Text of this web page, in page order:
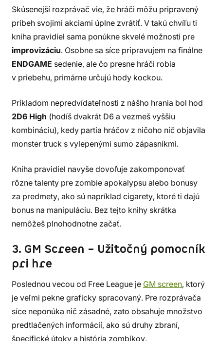
Skúsenejší rozprávač vie, že hráči môžu pripravený
príbeh svojimi akciami úplne zvrátiť. V takú chvíľu ti
kniha pravidiel sama ponúkne skvelé možnosti pre
improvizáciu. Osobne sa síce pripravujem na finálne
ENDGAME sedenie, ale čo presne hráči robia
v priebehu, primárne určujú hody kockou.
Príkladom nepredvídateľnosti z nášho hrania bol hod
2D6 High (hodíš dvakrát D6 a vezmeš vyššiu
kombináciu), kedy partia hráčov z ničoho nič objavila
monster truck s vylepenými sumo zápasníkmi.
Kniha pravidiel navyše dovoľuje zakomponovať
rôzne talenty pre zombie apokalypsu alebo bonusy
za predmety, ako sú napríklad cigarety, ktoré ti dajú
bonus na manipuláciu. Bez tejto knihy skrátka
nemôžeš plnohodnotne začať.
3. GM Screen – Užitočný pomocník
pri hre
Poslednou vecou od Free League je GM screen, ktorý
je veľmi pekne graficky spracovaný. Pre rozprávača
síce neponúka nič zásadné, zato obsahuje množstvo
predtlačených informácií, ako sú druhy zbraní,
špecifické útoky a história zombíkov.